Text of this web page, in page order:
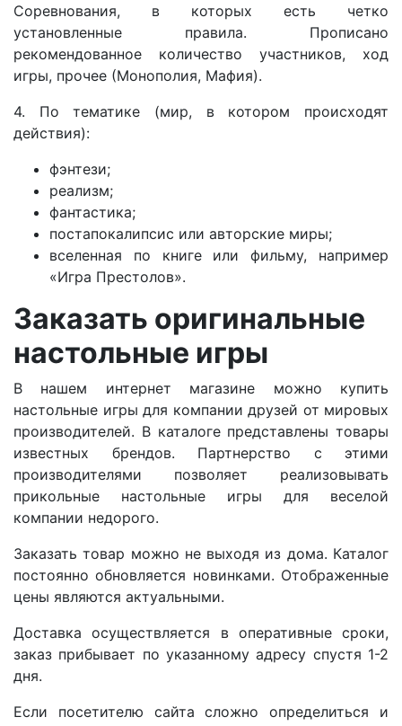
Соревнования, в которых есть четко
установленные правила. Прописано
рекомендованное количество участников, ход
игры, прочее (Монополия, Мафия).
4. По тематике (мир, в котором происходят
действия):
фэнтези;
реализм;
фантастика;
постапокалипсис или авторские миры;
вселенная по книге или фильму, например
«Игра Престолов».
Заказать оригинальные
настольные игры
В нашем интернет магазине можно купить
настольные игры для компании друзей от мировых
производителей. В каталоге представлены товары
известных брендов. Партнерство с этими
производителями позволяет реализовывать
прикольные настольные игры для веселой
компании недорого.
Заказать товар можно не выходя из дома. Каталог
постоянно обновляется новинками. Отображенные
цены являются актуальными.
Доставка осуществляется в оперативные сроки,
заказ прибывает по указанному адресу спустя 1-2
дня.
Если посетителю сайта сложно определиться и